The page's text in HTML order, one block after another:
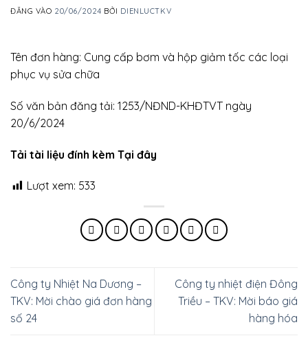
ĐĂNG VÀO 20/06/2024 BỞI DIENLUCTKV
Tên đơn hàng: Cung cấp bơm và hộp giảm tốc các loại
phục vụ sửa chữa
Số văn bản đăng tải: 1253/NĐND-KHĐTVT ngày
20/6/2024
Tải tài liệu đính kèm Tại đây
Lượt xem: 533
Công ty Nhiệt Na Dương –
TKV: Mời chào giá đơn hàng
số 24
Công ty nhiệt điện Đông
Triều – TKV: Mời báo giá
hàng hóa